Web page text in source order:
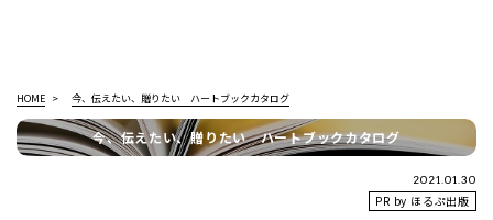
HOME 今、伝えたい、贈りたい ハートブックカタログ
今、伝えたい、贈りたい ハートブックカタログ
PR by ほるぷ出版
2021.01.30